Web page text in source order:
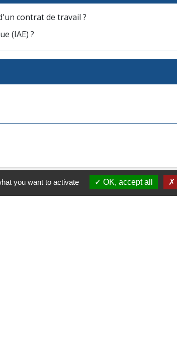
contrat de travail ?
(IAE) ?
you want to activate OK, accept all